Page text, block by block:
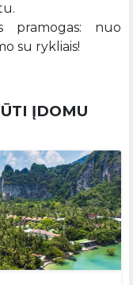
pramogas: nuo
su rykliais!
ĮDOMU